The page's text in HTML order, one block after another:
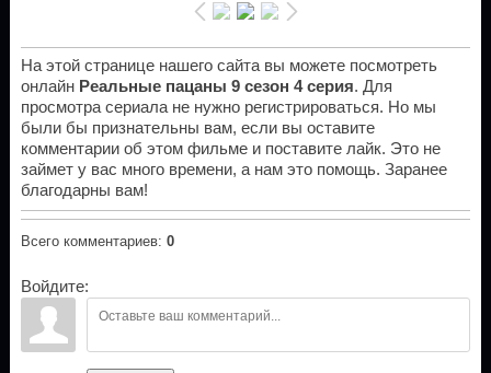
На этой странице нашего сайта вы можете посмотреть
онлайн Реальные пацаны 9 сезон 4 серия. Для
просмотра сериала не нужно регистрироваться. Но мы
были бы признательны вам, если вы оставите
комментарии об этом фильме и поставите лайк. Это не
займет у вас много времени, а нам это помощь. Заранее
благодарны вам!
Всего комментариев: 0
Войдите: